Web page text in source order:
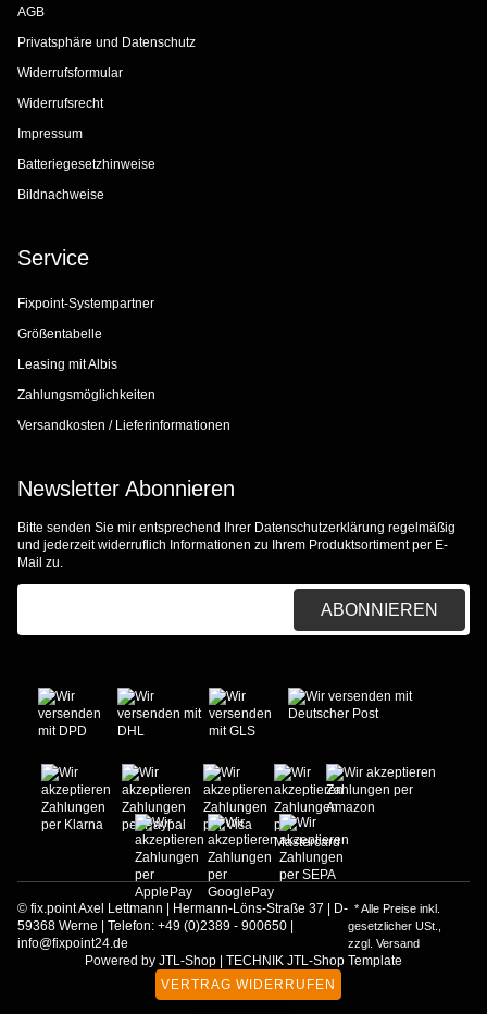
AGB
Privatsphäre und Datenschutz
Widerrufsformular
Widerrufsrecht
Impressum
Batteriegesetzhinweise
Bildnachweise
Service
Fixpoint-Systempartner
Größentabelle
Leasing mit Albis
Zahlungsmöglichkeiten
Versandkosten / Lieferinformationen
Newsletter Abonnieren
Bitte senden Sie mir entsprechend Ihrer Datenschutzerklärung regelmäßig
und jederzeit widerruflich Informationen zu Ihrem Produktsortiment per E-
Mail zu.
ABONNIEREN
© fix.point Axel Lettmann | Hermann-Löns-Straße 37 | D-
59368 Werne | Telefon: +49 (0)2389 - 900650 |
info@fixpoint24.de
* Alle Preise inkl.
gesetzlicher USt.,
zzgl.Versand
Powered by JTL-Shop
TECHNIK JTL-Shop Template
VERTRAG WIDERRUFEN